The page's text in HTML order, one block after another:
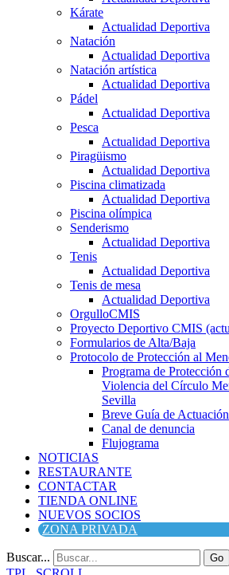
Kárate
Actualidad Deportiva
Natación
Actualidad Deportiva
Natación artística
Actualidad Deportiva
Pádel
Actualidad Deportiva
Pesca
Actualidad Deportiva
Piragüismo
Actualidad Deportiva
Piscina climatizada
Actualidad Deportiva
Piscina olímpica
Senderismo
Actualidad Deportiva
Tenis
Actualidad Deportiva
Tenis de mesa
Actualidad Deportiva
OrgulloCMIS
Proyecto Deportivo CMIS
Formularios de Alta/Baja
Protocolo de Protección al
Programa de Protección
Violencia del Círculo
Sevilla
Breve Guía de Actuación
Canal de denuncia
Flujograma
NOTICIAS
RESTAURANTE
CONTACTAR
TIENDA ONLINE
NUEVOS SOCIOS
ZONA PRIVADA
Buscar... Go